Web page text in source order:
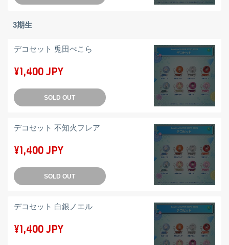
3期生
デコセット 兎田ぺこら
¥1,400 JPY
SOLD OUT
デコセット 不知火フレア
¥1,400 JPY
SOLD OUT
デコセット 白銀ノエル
¥1,400 JPY